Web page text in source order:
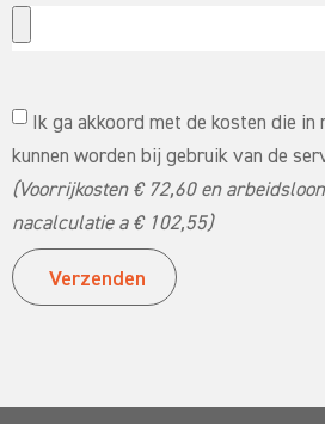
Ik ga akkoord met de kosten die in
kunnen worden bij gebruik van de
(Voorrijkosten € 72,60 en
nacalculatie a € 102,55)
Verzenden